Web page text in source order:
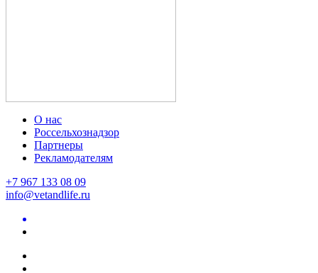
О нас
Россельхознадзор
Партнеры
Рекламодателям
+7 967 133 08 09
info@vetandlife.ru